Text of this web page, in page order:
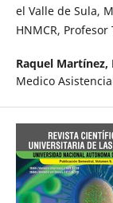
el Valle de Sula,
HNMCR,
Raquel Martínez,
Medico